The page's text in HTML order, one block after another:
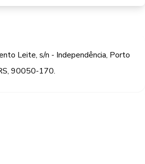
Leite, s/n - Independência, Porto
90050-170.